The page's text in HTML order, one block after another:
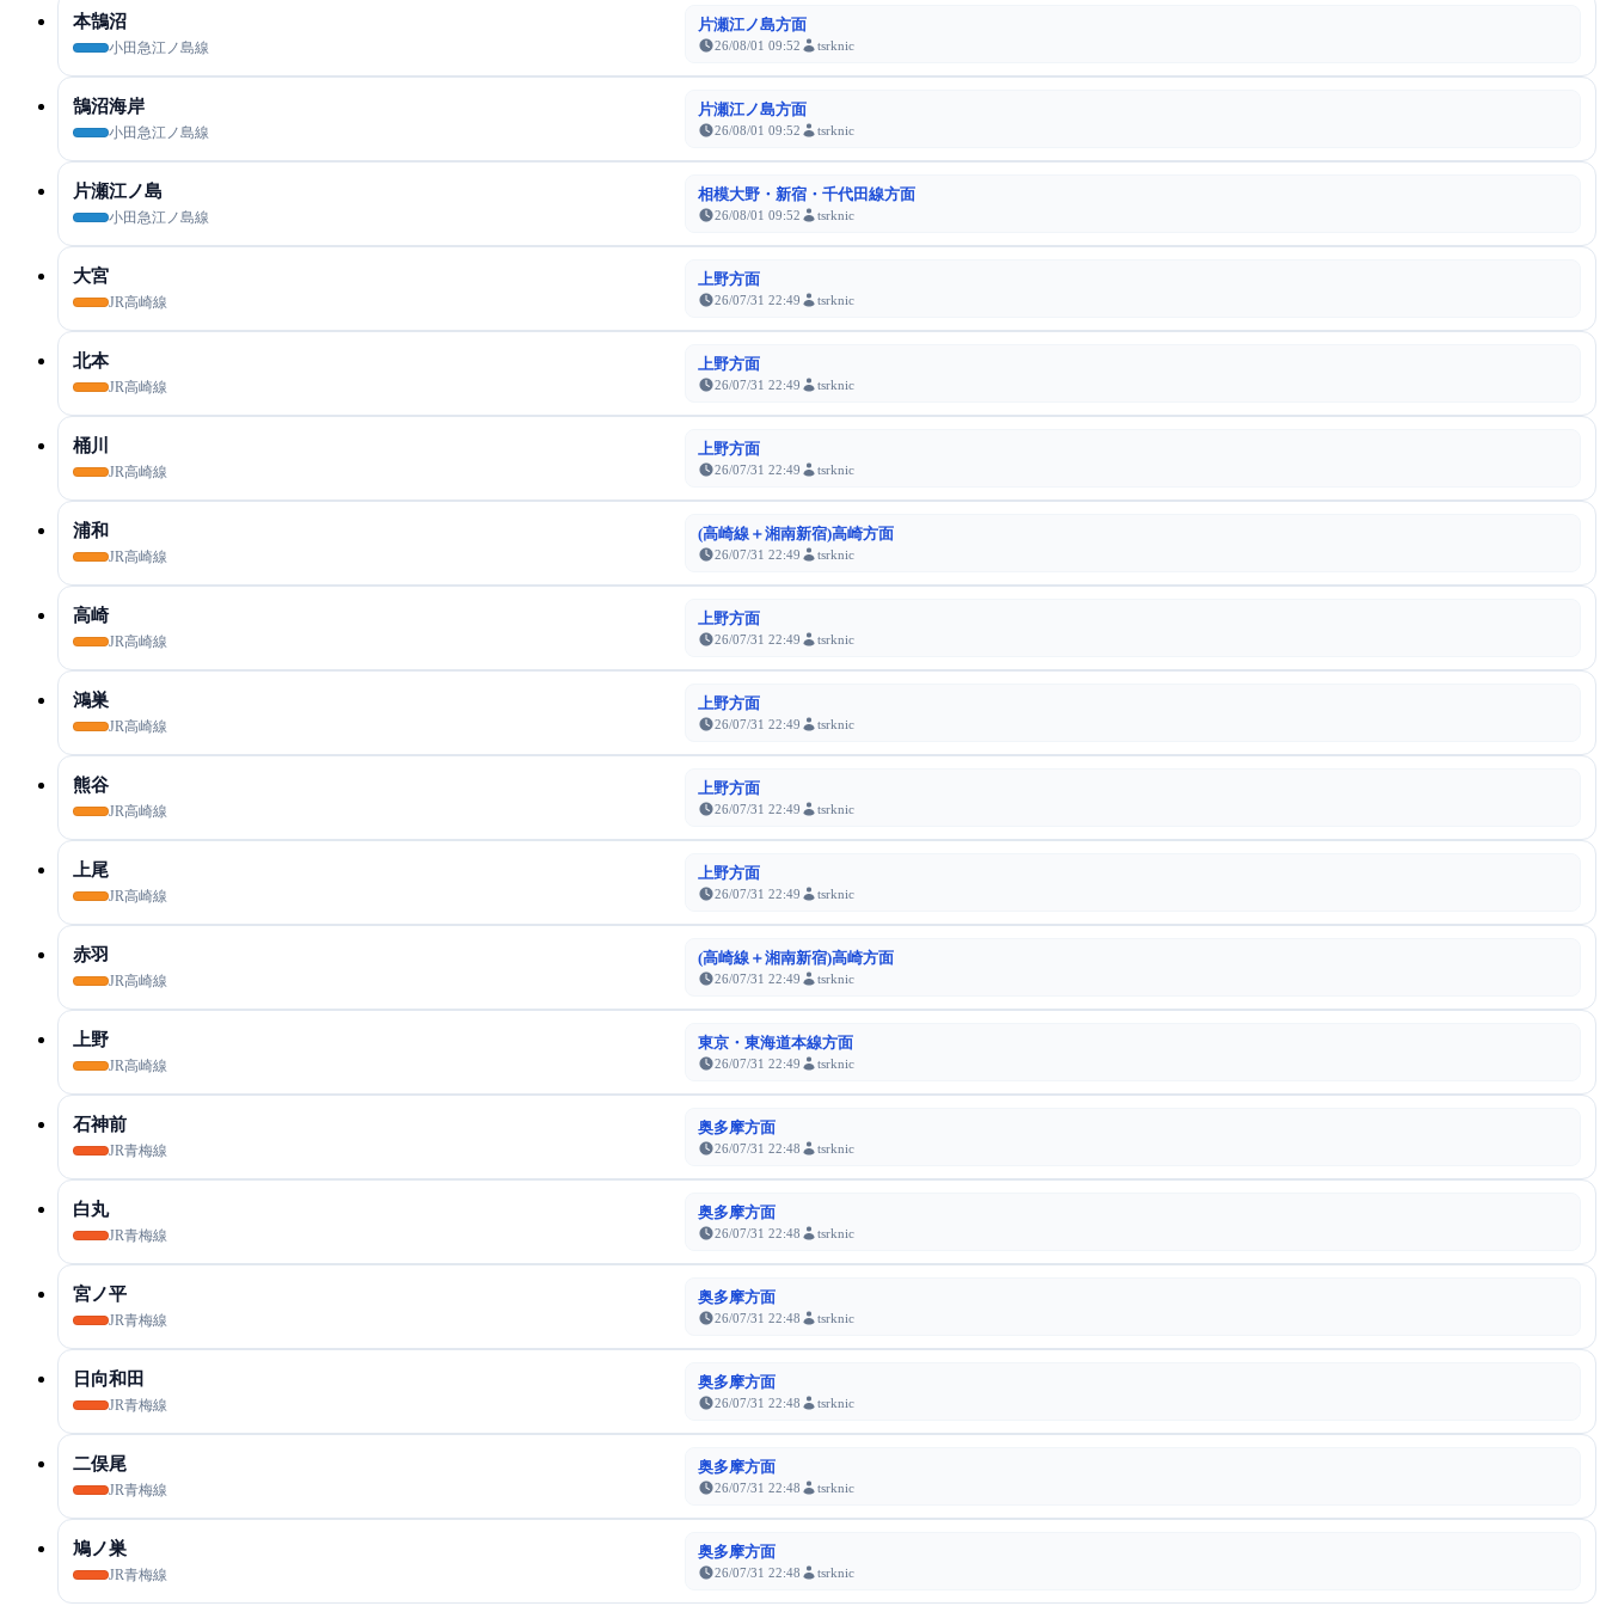
本鵠沼
小田急江ノ島線
片瀬江ノ島方面
26/08/01 09:52 tsrknic
鵠沼海岸
小田急江ノ島線
片瀬江ノ島方面
26/08/01 09:52 tsrknic
片瀬江ノ島
小田急江ノ島線
相模大野・新宿・千代田線方面
26/08/01 09:52 tsrknic
大宮
JR高崎線
上野方面
26/07/31 22:49 tsrknic
北本
JR高崎線
上野方面
26/07/31 22:49 tsrknic
桶川
JR高崎線
上野方面
26/07/31 22:49 tsrknic
浦和
JR高崎線
(高崎線＋湘南新宿)高崎方面
26/07/31 22:49 tsrknic
高崎
JR高崎線
上野方面
26/07/31 22:49 tsrknic
鴻巣
JR高崎線
上野方面
26/07/31 22:49 tsrknic
熊谷
JR高崎線
上野方面
26/07/31 22:49 tsrknic
上尾
JR高崎線
上野方面
26/07/31 22:49 tsrknic
赤羽
JR高崎線
(高崎線＋湘南新宿)高崎方面
26/07/31 22:49 tsrknic
上野
JR高崎線
東京・東海道本線方面
26/07/31 22:49 tsrknic
石神前
JR青梅線
奥多摩方面
26/07/31 22:48 tsrknic
白丸
JR青梅線
奥多摩方面
26/07/31 22:48 tsrknic
宮ノ平
JR青梅線
奥多摩方面
26/07/31 22:48 tsrknic
日向和田
JR青梅線
奥多摩方面
26/07/31 22:48 tsrknic
二俣尾
JR青梅線
奥多摩方面
26/07/31 22:48 tsrknic
鳩ノ巣
JR青梅線
奥多摩方面
26/07/31 22:48 tsrknic